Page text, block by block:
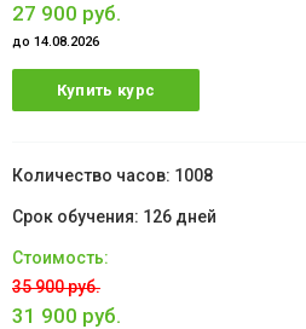
27 900 руб.
до 14.08.2026
Купить курс
1008
126 дней
35 900 руб.
31 900 руб.